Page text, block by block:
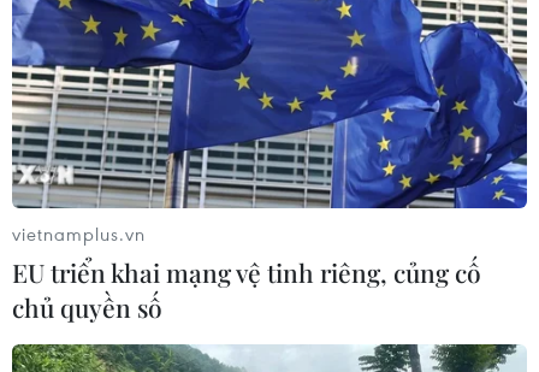
22/06/2026 22:30
“Tổ quốc bình yên” tái hiện những
trận tuyến thầm lặng của lực lượng
An ninh
13/06/2026 16:06
Xem thêm
vietnamplus.vn
EU triển khai mạng vệ tinh riêng, củng cố
chủ quyền số